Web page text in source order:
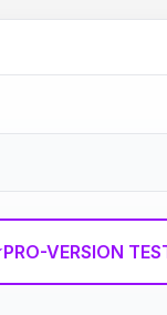
PRO-VERSION